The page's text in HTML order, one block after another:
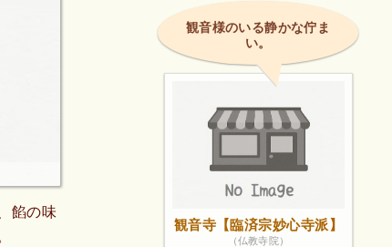
餡の味
観音様のいる静かな佇ま
い。
観音寺【臨済宗妙心寺派】
（仏教寺院）